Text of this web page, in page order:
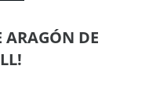
ARAGÓN DE